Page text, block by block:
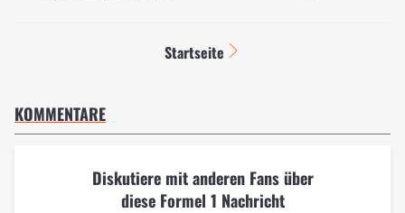
Startseite
KOMMENTARE
Diskutiere mit anderen Fans über
diese Formel 1 Nachricht